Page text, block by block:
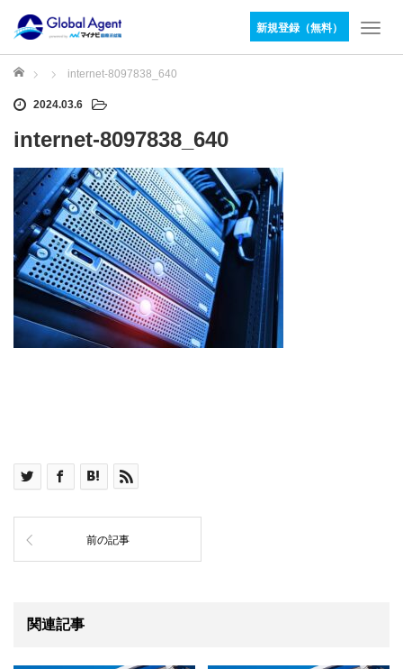
新規登録（無料）
T
ホーム internet-8097838_640
2024.03.6
internet-8097838_640
前の記事
関連記事